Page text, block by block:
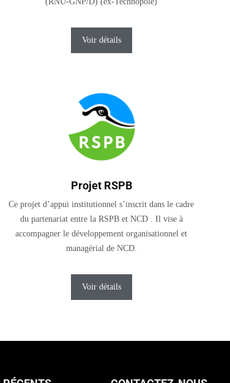
Voir détails
Projet RSPB
Ce projet d’appui institutionnel s’inscrit dans le cadre
du partenariat entre la RSPB et NCD . Il vise à
accompagner le développement organisationnel et
managérial de NCD.
Voir détails